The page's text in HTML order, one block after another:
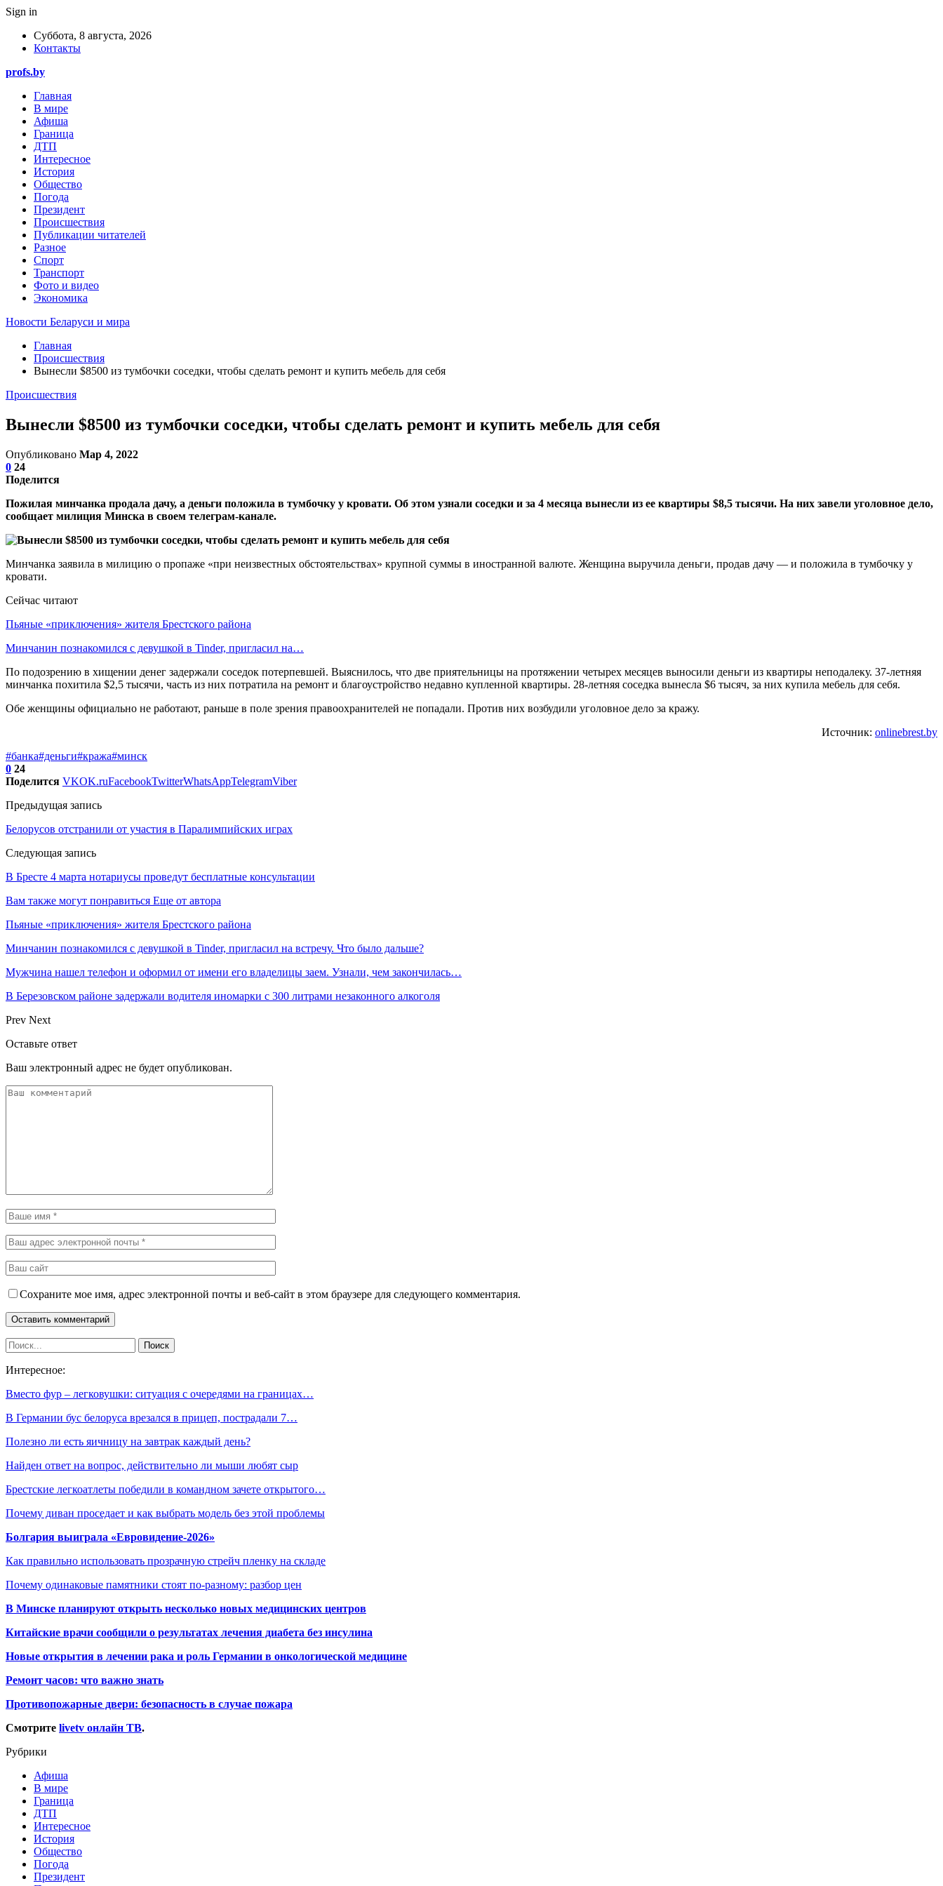
Sign in
Суббота, 8 августа, 2026
Контакты
profs.by
Главная
В мире
Афиша
Граница
ДТП
Интересное
История
Общество
Погода
Президент
Происшествия
Публикации читателей
Разное
Спорт
Транспорт
Фото и видео
Экономика
Новости Беларуси и мира
Главная
Происшествия
Вынесли $8500 из тумбочки соседки, чтобы сделать ремонт и купить мебель для себя
Происшествия
Вынесли $8500 из тумбочки соседки, чтобы сделать ремонт и купить мебель для себя
Опубликовано Мар 4, 2022
0 24
Поделится
Пожилая минчанка продала дачу, а деньги положила в тумбочку у кровати. Об этом узнали соседки и за 4 месяца вынесли из ее квартиры $8,5 тысячи. На них завели уголовное дело,
сообщает милиция Минска в своем телеграм-канале.
Минчанка заявила в милицию о пропаже «при неизвестных обстоятельствах» крупной суммы в иностранной валюте. Женщина выручила деньги, продав дачу — и положила в тумбочку у
кровати.
Сейчас читают
Пьяные «приключения» жителя Брестского района
Минчанин познакомился с девушкой в Tinder, пригласил на…
По подозрению в хищении денег задержали соседок потерпевшей. Выяснилось, что две приятельницы на протяжении четырех месяцев выносили деньги из квартиры неподалеку. 37-летняя
минчанка похитила $2,5 тысячи, часть из них потратила на ремонт и благоустройство недавно купленной квартиры. 28-летняя соседка вынесла $6 тысяч, за них купила мебель для себя.
Обе женщины официально не работают, раньше в поле зрения правоохранителей не попадали. Против них возбудили уголовное дело за кражу.
Источник: onlinebrest.by
#банка#деньги#кража#минск
0 24
Поделится VKOK.ruFacebookTwitterWhatsAppTelegramViber
Предыдущая запись
Белорусов отстранили от участия в Паралимпийских играх
Следующая запись
В Бресте 4 марта нотариусы проведут бесплатные консультации
Вам также могут понравиться Еще от автора
Пьяные «приключения» жителя Брестского района
Минчанин познакомился с девушкой в Tinder, пригласил на встречу. Что было дальше?
Мужчина нашел телефон и оформил от имени его владелицы заем. Узнали, чем закончилась…
В Березовском районе задержали водителя иномарки с 300 литрами незаконного алкоголя
Prev Next
Оставьте ответ
Ваш электронный адрес не будет опубликован.
Сохраните мое имя, адрес электронной почты и веб-сайт в этом браузере для следующего комментария.
Интересное:
Вместо фур – легковушки: ситуация с очередями на границах…
В Германии бус белоруса врезался в прицеп, пострадали 7…
Полезно ли есть яичницу на завтрак каждый день?
Найден ответ на вопрос, действительно ли мыши любят сыр
Брестские легкоатлеты победили в командном зачете открытого…
Почему диван проседает и как выбрать модель без этой проблемы
Болгария выиграла «Евровидение-2026»
Как правильно использовать прозрачную стрейч пленку на складе
Почему одинаковые памятники стоят по-разному: разбор цен
В Минске планируют открыть несколько новых медицинских центров
Китайские врачи сообщили о результатах лечения диабета без инсулина
Новые открытия в лечении рака и роль Германии в онкологической медицине
Ремонт часов: что важно знать
Противопожарные двери: безопасность в случае пожара
Смотрите livetv онлайн ТВ.
Рубрики
Афиша
В мире
Граница
ДТП
Интересное
История
Общество
Погода
Президент